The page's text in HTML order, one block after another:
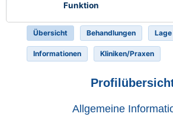
Funktion
Übersicht Behandlungen Lage
Informationen Kliniken/Praxen
Allgemeine